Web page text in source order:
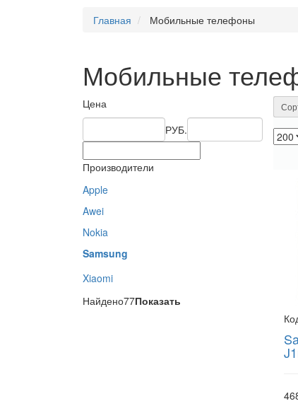
Главная Мобильные телефоны
Мобильные
Цена
РУБ.
Производители
Apple
Awei
Nokia
Samsung
Xiaomi
Найдено77Показать